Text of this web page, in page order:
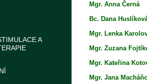
A
Mgr. Anna
Bc. Dana
Mgr. Lenka
Mgr. Zuzana
Mgr.
Mgr. Jana